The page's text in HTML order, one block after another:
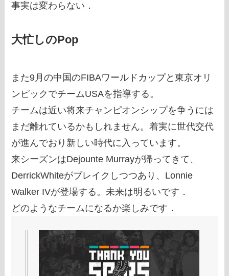
事実は変わらない．
大忙しのPop
また9月の中国のFIBAワールドカップと東京オリ
ンピックでチームUSAを指導する。
チームは近い将来チャンピオンシップを争うには
まだ離れているかもしれません。着実に世代交代
が進んでおり新しい時代に入っています。
来シーズンはDejounte Murrayが帰ってきて、
DerrickWhiteがブレイクしつつあり、Lonnie
Walker IVが登場する。未来は明るいです．
どのようなチームになるか楽しみです．